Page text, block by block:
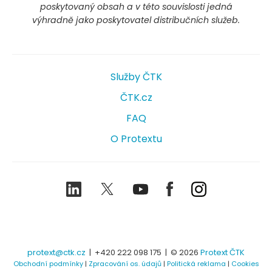
poskytovaný obsah a v této souvislosti jedná
výhradně jako poskytovatel distribučních služeb.
Služby ČTK
ČTK.cz
FAQ
O Protextu
LinkedIn TwitterYoutubeFacebookInstagram
protext@ctk.cz | +420 222 098 175 | © 2026 Protext ČTK
Obchodní podmínky| Zpracování os. údajů| Politická reklama | Cookies